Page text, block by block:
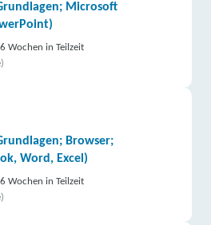
Am Alten Binnenhafen 6,
Informationen
| Promenade am Alten
Emden
Informationen
Akademie gGmbH |
Microsoft
Wochen in Teilzeit
Browser;
Word, Excel)
Wochen in Teilzeit